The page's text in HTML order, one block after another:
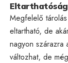
Megfelelő
eltartható, de
nagyon szárazra
változhat, de